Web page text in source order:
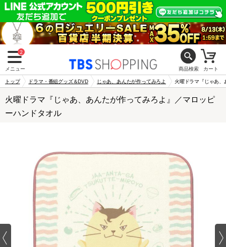
2
メニュー 商品検索 カート
トップ ドラマ・番組グッズ＆DVD じゃあ、あんたが作ってみろよ 火曜ドラマ『じゃあ
火曜ドラマ『じゃあ、あんたが作ってみろよ』／マロッピ
ーハンドタオル